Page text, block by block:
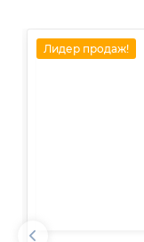
Лидер продаж!